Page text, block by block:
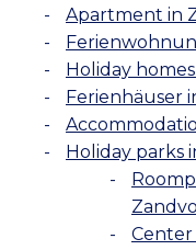
Apartment in
Holiday
Ferienhäuser
Holiday parks
Center